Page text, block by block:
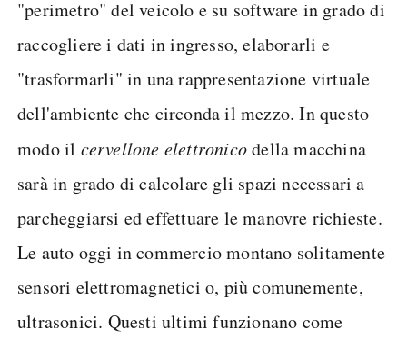
"perimetro" del veicolo e su software in grado di
raccogliere i dati in ingresso, elaborarli e
"trasformarli" in una rappresentazione virtuale
dell'ambiente che circonda il mezzo. In questo
modo il cervellone elettronicodella macchina
sarà in grado di calcolare gli spazi necessari a
parcheggiarsi ed effettuare le manovre richieste.
Le auto oggi in commercio montano solitamente
sensori elettromagnetici o, più comunemente,
ultrasonici. Questi ultimi funzionano come